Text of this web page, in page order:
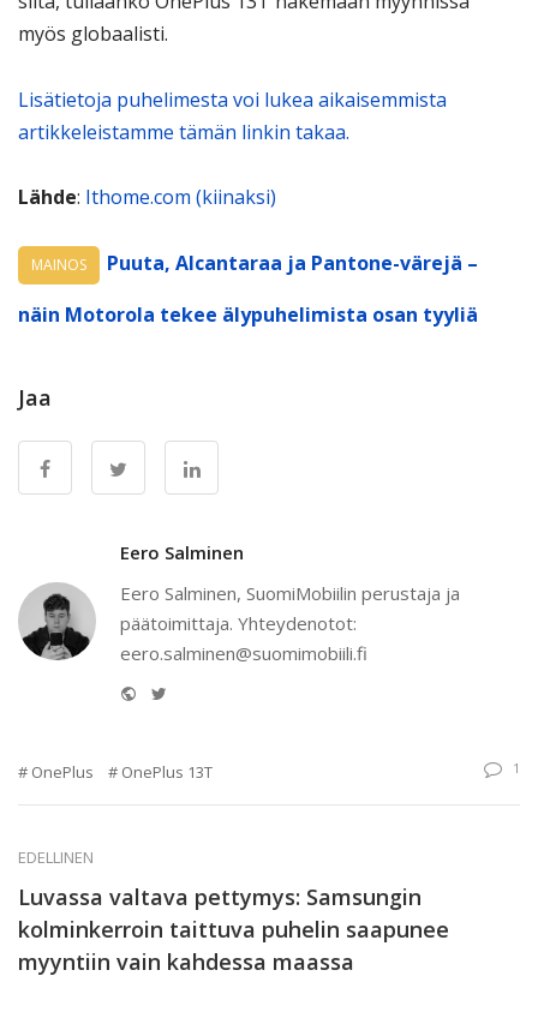
myös globaalisti.
Lisätietoja puhelimesta voi lukea aikaisemmista
artikkeleistamme tämän linkin takaa.
Lähde: Ithome.com (kiinaksi)
MAINOS
Puuta, Alcantaraa ja Pantone-värejä –
näin Motorola tekee älypuhelimista osan tyyliä
Jaa
Eero Salminen
Eero Salminen, SuomiMobiilin perustaja ja
päätoimittaja. Yhteydenotot:
eero.salminen@suomimobiili.fi
Website
OnePlus OnePlus 13T 1
EDELLINEN
Luvassa valtava pettymys: Samsungin
kolminkerroin taittuva puhelin saapunee
myyntiin vain kahdessa maassa